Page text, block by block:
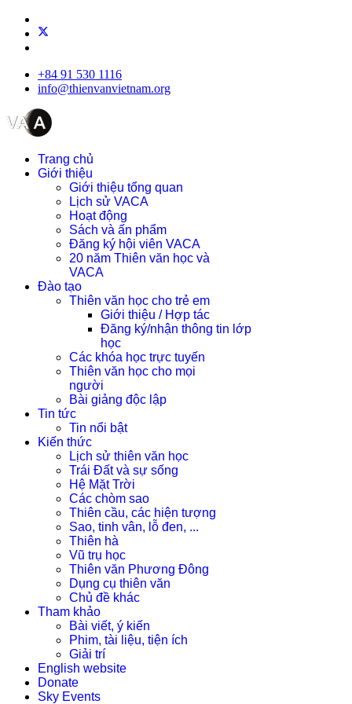
+84 91 530 1116
info@thienvanvietnam.org
Trang chủ
Giới thiệu
Giới thiệu tổng quan
Lịch sử VACA
Hoạt động
Sách và ấn phẩm
Đăng ký hội viên VACA
20 năm Thiên văn học và
VACA
Đào tạo
Thiên văn học cho trẻ em
Giới thiệu / Hợp tác
Đăng ký/nhận thông tin lớp
học
Các khóa học trực tuyến
Thiên văn học cho mọi
người
Bài giảng độc lập
Tin tức
Tin nổi bật
Kiến thức
Lịch sử thiên văn học
Trái Đất và sự sống
Hệ Mặt Trời
Các chòm sao
Thiên cầu, các hiện tượng
Sao, tinh vân, lỗ đen, ...
Thiên hà
Vũ trụ học
Thiên văn Phương Đông
Dụng cụ thiên văn
Chủ đề khác
Tham khảo
Bài viết, ý kiến
Phim, tài liệu, tiện ích
Giải trí
English website
Donate
Sky Events